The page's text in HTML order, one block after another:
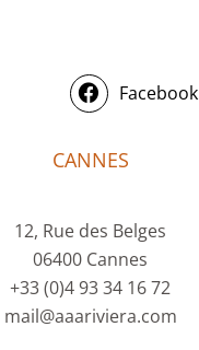
Facebook
CANNES
12, Rue des Belges
06400 Cannes
+33 (0)4 93 34 16 72
mail@aaariviera.com